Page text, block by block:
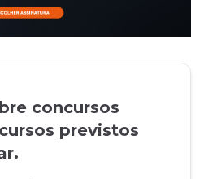
concursos
previstos